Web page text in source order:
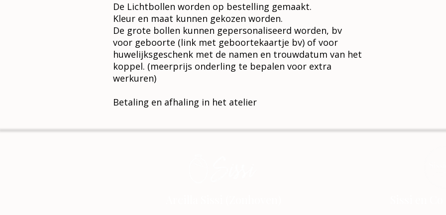
De Lichtbollen worden op bestelling gemaakt.
Kleur en maat kunnen gekozen worden.
De grote bollen kunnen gepersonaliseerd worden, bv
voor geboorte (link met geboortekaartje bv) of voor
huwelijksgeschenk met de namen en trouwdatum van het
koppel. (meerprijs onderling te bepalen voor extra
werkuren)
Betaling en afhaling in het atelier